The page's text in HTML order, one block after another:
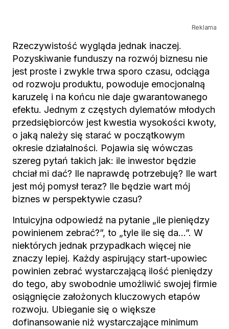
Reklama
Rzeczywistość wygląda jednak inaczej.
Pozyskiwanie funduszy na rozwój biznesu nie
jest proste i zwykle trwa sporo czasu, odciąga
od rozwoju produktu, powoduje emocjonalną
karuzelę i na końcu nie daje gwarantowanego
efektu. Jednym z częstych dylematów młodych
przedsiębiorców jest kwestia wysokości kwoty,
o jaką należy się starać w początkowym
okresie działalności. Pojawia się wówczas
szereg pytań takich jak: ile inwestor będzie
chciał mi dać? Ile naprawdę potrzebuję? Ile wart
jest mój pomysł teraz? Ile będzie wart mój
biznes w perspektywie czasu?
Intuicyjna odpowiedź na pytanie „ile pieniędzy
powinienem zebrać?”, to „tyle ile się da…”. W
niektórych jednak przypadkach więcej nie
znaczy lepiej. Każdy aspirujący start-upowiec
powinien zebrać wystarczającą ilość pieniędzy
do tego, aby swobodnie umożliwić swojej firmie
osiągnięcie założonych kluczowych etapów
rozwoju. Ubieganie się o większe
dofinansowanie niż wystarczające minimum